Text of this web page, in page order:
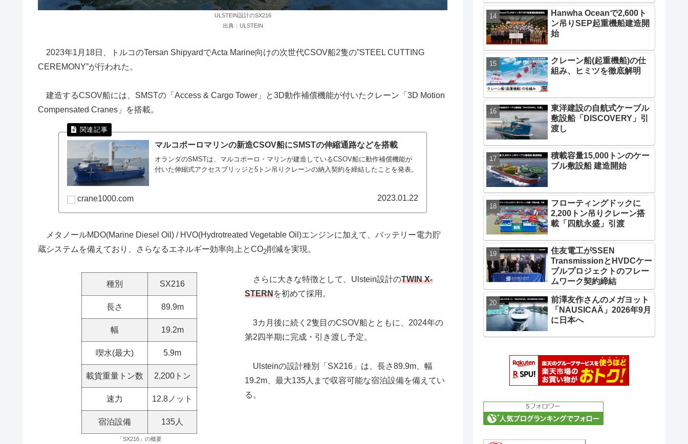
ULSTEIN設計のSX216
出典：ULSTEIN
2023年1月18日、トルコのTersan ShipyardでActa Marine向けの次世代CSOV船2隻の”STEEL CUTTING
CEREMONY”が行われた。
建造するCSOV船には、SMSTの「Access & Cargo Tower」と3D動作補償機能が付いたクレーン「3D Motion
Compensated Cranes」を搭載。
マルコポーロマリンの新造CSOV船にSMSTの伸縮通路などを搭載
オランダのSMSTは、マルコポーロ・マリンが建造しているCSOV船に動作補償機能が
付いた伸縮式アクセスブリッジと5トン吊りクレーンの納入契約を締結したことを発表。
crane1000.com 2023.01.22
メタノールMDO(Marine Diesel Oil) / HVO(Hydrotreated Vegetable Oil)エンジンに加えて、バッテリー電力貯
蔵システムを備えており、さらなるエネルギー効率向上とCO2削減を実現。
種別 SX216
長さ 89.9m
幅 19.2m
喫水(最大) 5.9m
載貨重量トン数 2,200トン
速力 12.8ノット
宿泊設備 135人
「SX216」の概要
さらに大きな特徴として、Ulstein設計のTWIN X-
STERNを初めて採用。
3カ月後に続く2隻目のCSOV船とともに、2024年の
第2四半期に完成・引き渡し予定。
Ulsteinの設計種別「SX216」は、長さ89.9m、幅
19.2m、最大135人まで収容可能な宿泊設備を備えてい
る。
Hanwha Oceanで2,600ト
ン吊りSEP起重機船建造開
始
クレーン船(起重機船)の仕
組み、ヒミツを徹底解明
東洋建設の自航式ケーブル
敷設船「DISCOVERY」引
渡し
積載容量15,000トンのケー
ブル敷設船 建造開始
フローティングドックに
2,200トン吊りクレーン搭
載「四航永盛」引渡
住友電工がSSEN
TransmissionとHVDCケー
ブルプロジェクトのフレー
ムワーク契約締結
前澤友作さんのメガヨット
「NAUSICAÄ」2026年9月
に日本へ